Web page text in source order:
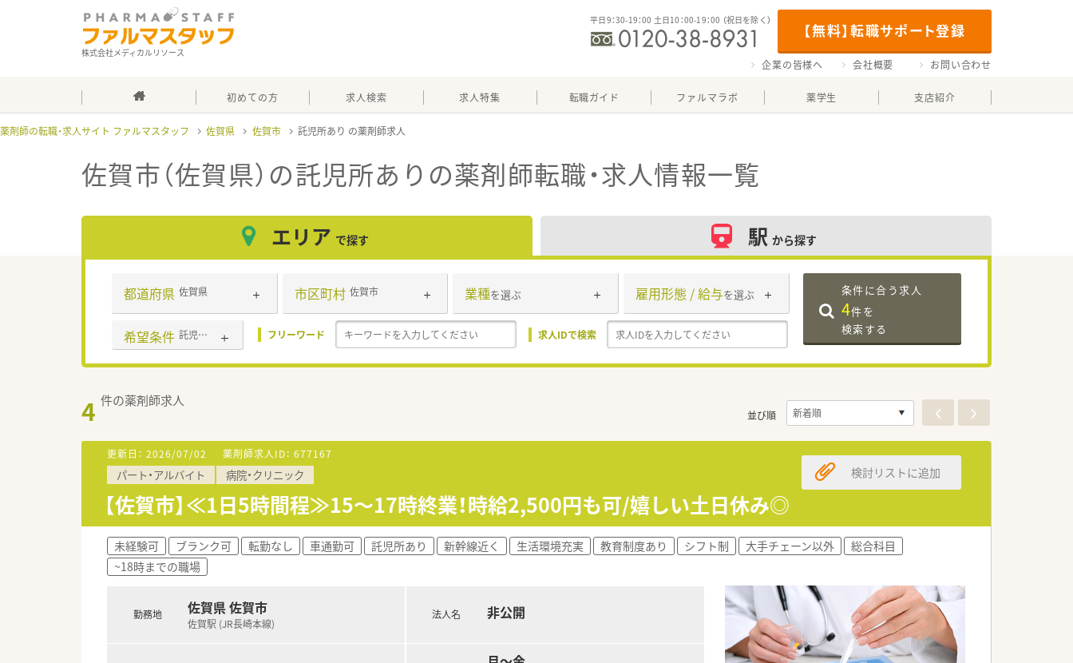
株式会社メディカルリソース
【無料】転職サポート登録
平日9：30-19：00 土日10：00-19：00 （祝日を除く）
企業の皆様へ 会社概要 お問い合わせ
初めての方 求人検索 求人特集 転職ガイド ファルマラボ 薬学生 支店紹介
薬剤師の転職・求人サイト ファルマスタッフ 佐賀県 佐賀市 託児所あり
佐賀市（佐賀県）の託児所あり の薬剤師転職・求人情報一覧
エリア で探す 駅 から探す
都道府県 佐賀県 市区町村 佐賀市 業種を選ぶ 雇用形態 / 給与を選ぶ
希望条件 託児所あり フリーワード 求人IDで検索
条件に合う求人
4件を
検索する
4 件の薬剤師求人
並び順
更新日： 2026/07/02 薬剤師求人ID： 677167
パート・アルバイト 病院・クリニック
【佐賀市】≪1日5時間程≫15～17時終業！時給2,500円も可/嬉しい土日休み◎
検討リストに追加
未経験可 ブランク可 転勤なし 車通勤可 託児所あり 新幹線近く 生活環境充実 教育制度あり シフト制 大手チェーン以外
総合科目
~18時までの職場
勤務地 佐賀県 佐賀市
佐賀駅 (JR長崎本線)
法人名 非公開